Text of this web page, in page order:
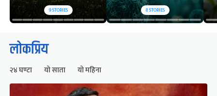
9STORIES 8STORIES
लोकप्रिय
२४ घण्टा यो साता यो महिना